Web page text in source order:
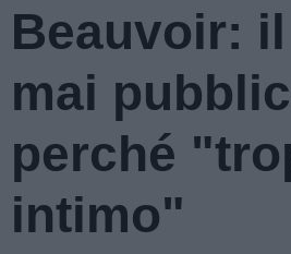
Beauvoir:
mai
perché
intimo"